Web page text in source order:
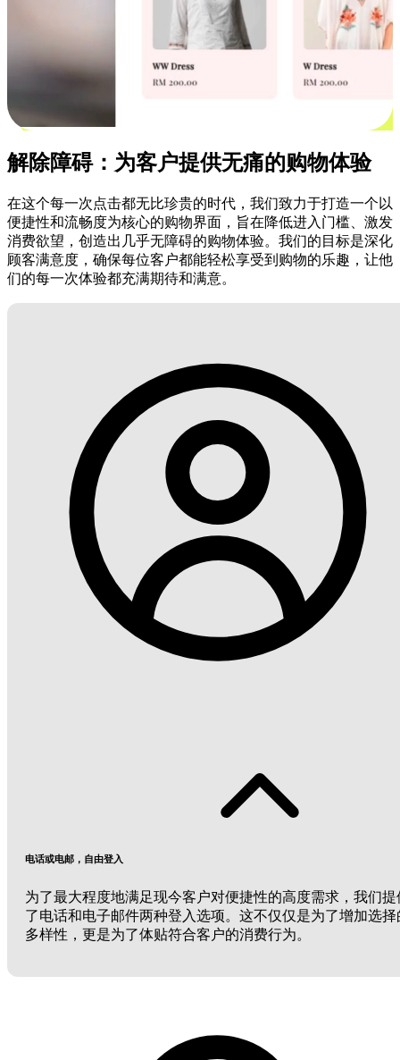
解除障碍：为客户提供无痛的购物体验
在这个每一次点击都无比珍贵的时代，我们致力于打造一个以
便捷性和流畅度为核心的购物界面，旨在降低进入门槛、激发
消费欲望，创造出几乎无障碍的购物体验。我们的目标是深化
顾客满意度，确保每位客户都能轻松享受到购物的乐趣，让他
们的每一次体验都充满期待和满意。
电话或电邮，自由登入
为了最大程度地满足现今客户对便捷性的高度需求，我们提
了电话和电子邮件两种登入选项。这不仅仅是为了增加选择
多样性，更是为了体贴符合客户的消费行为。